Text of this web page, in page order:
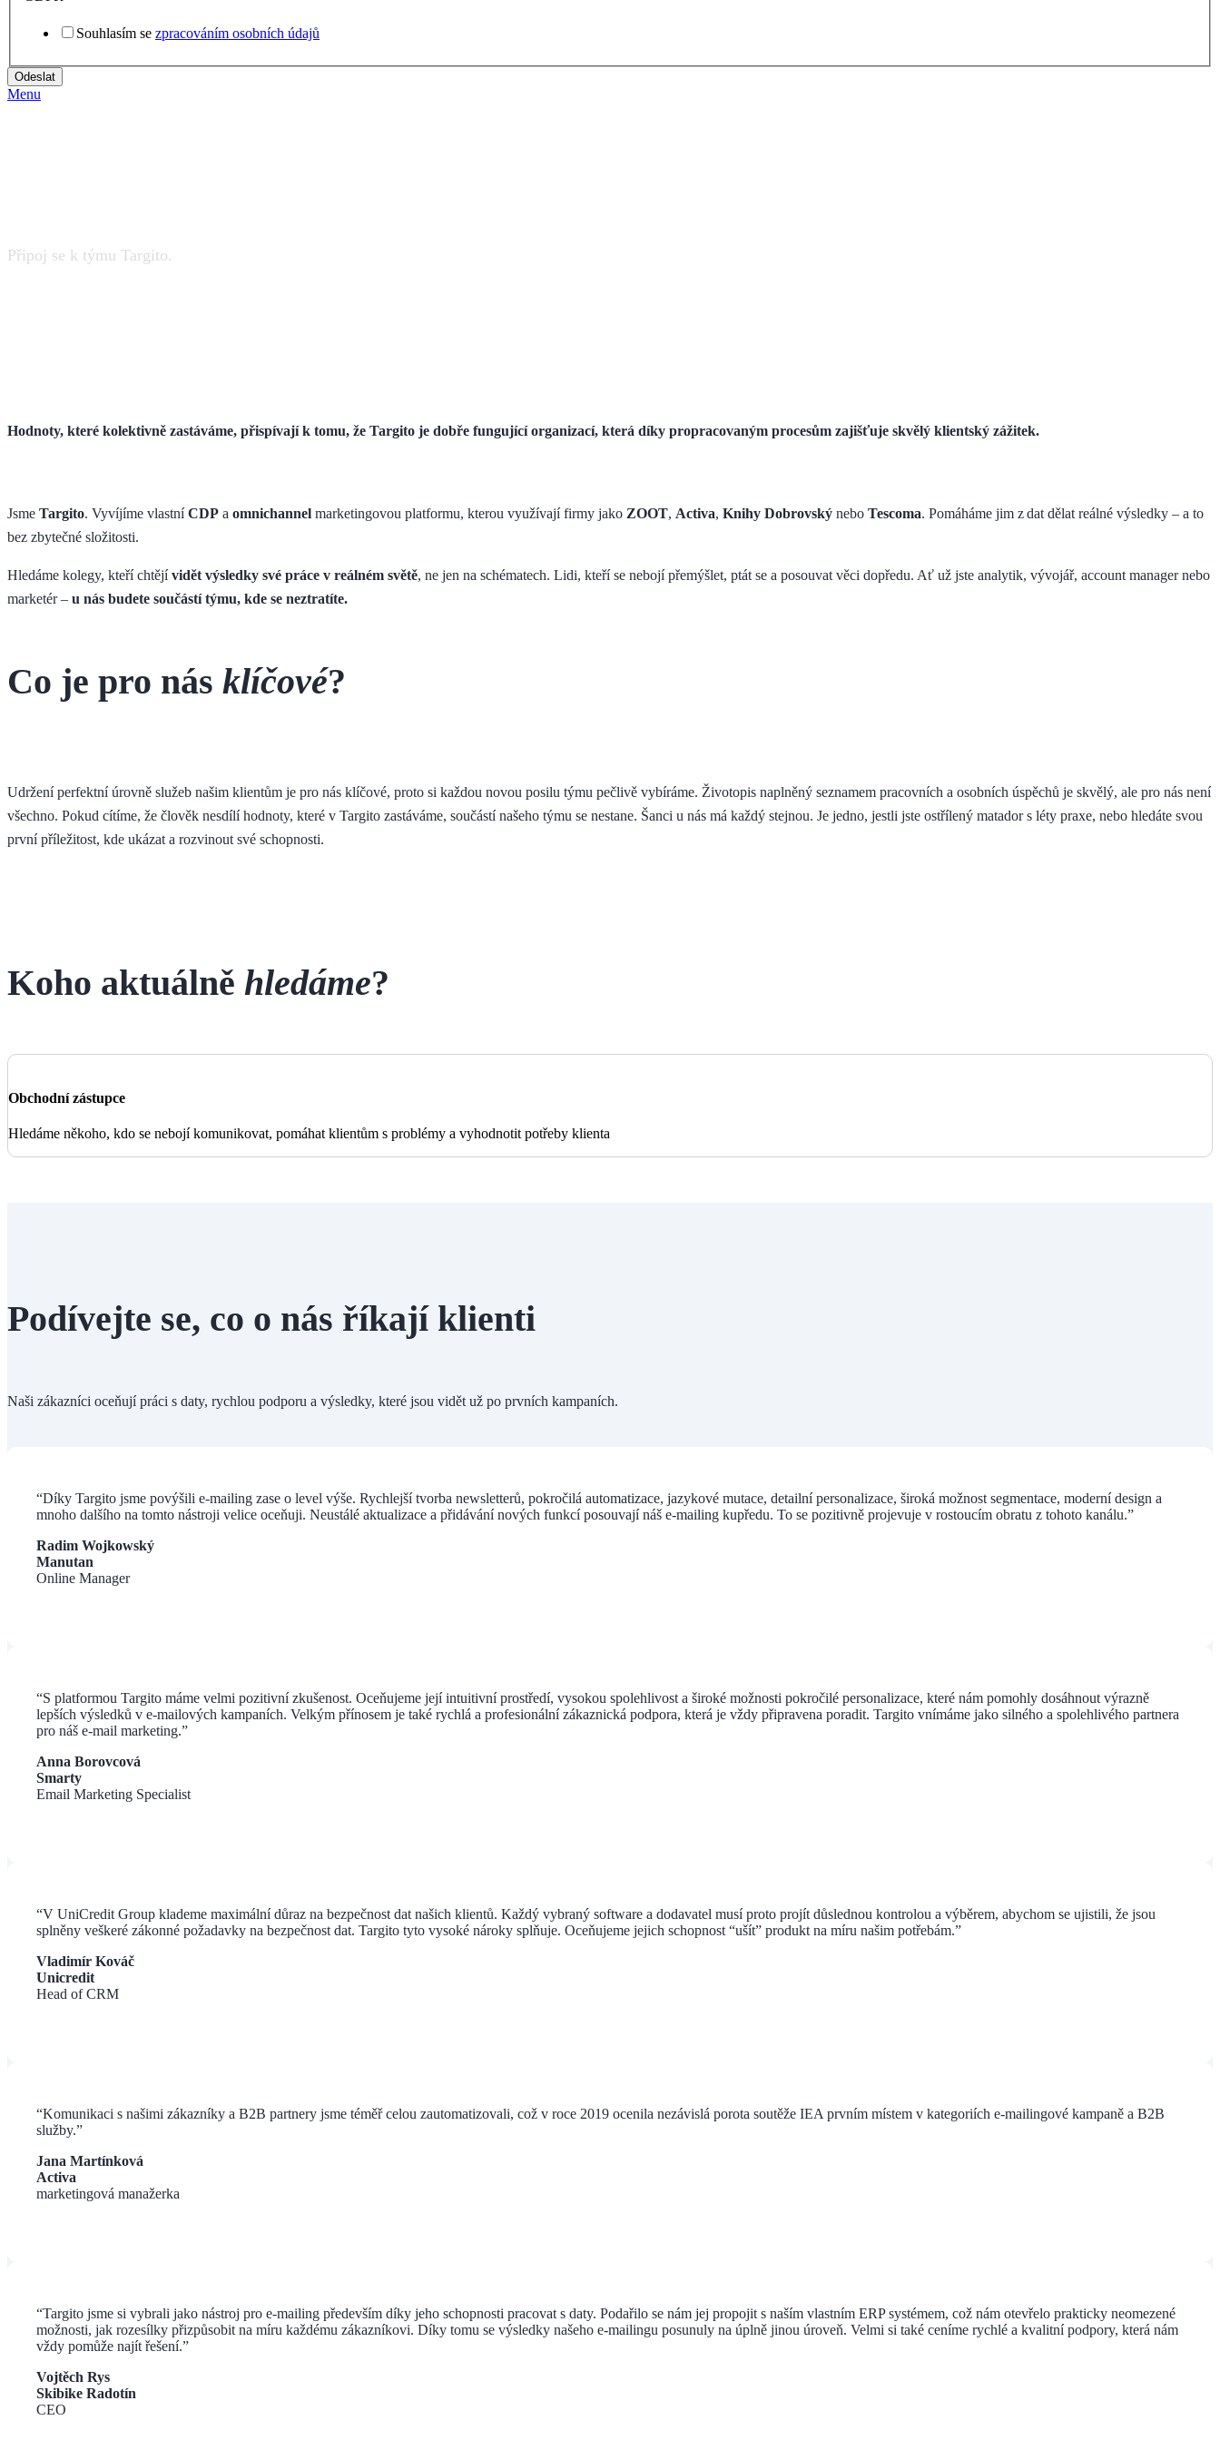
Souhlasím se zpracováním osobních údajů
Odeslat
Menu
Připoj se k týmu Targito.
Hodnoty, které kolektivně zastáváme, přispívají k tomu, že Targito je dobře fungující organizací, která díky propracovaným procesům zajišťuje skvělý klientský zážitek.
Jsme Targito. Vyvíjíme vlastníCDP a omnichannel marketingovou platformu, kterou využívají firmy jako ZOOT, Activa, Knihy Dobrovský nebo Tescoma. Pomáháme jim z dat dělat reálné výsledky – a to
bez zbytečné složitosti.
Hledáme kolegy, kteří chtějívidět výsledky své práce v reálném světě, ne jen na schématech. Lidi, kteří se nebojí přemýšlet, ptát se a posouvat věci dopředu. Ať už jste analytik, vývojář, account manager nebo
marketér – u nás budete součástí týmu, kde se neztratíte.
Co je pro nás klíčové?
Udržení perfektní úrovně služeb našim klientům je pro nás klíčové, proto si každou novou posilu týmu pečlivě vybíráme. Životopis naplněný seznamem pracovních a osobních úspěchů je skvělý, ale pro nás není
všechno. Pokud cítíme, že člověk nesdílí hodnoty, které v Targito zastáváme, součástí našeho týmu se nestane. Šanci u nás má každý stejnou. Je jedno, jestli jste ostřílený matador s léty praxe, nebo hledáte svou
první příležitost, kde ukázat a rozvinout své schopnosti.
Koho aktuálně hledáme?
Obchodní zástupce
Hledáme někoho, kdo se nebojí komunikovat, pomáhat klientům s problémy a vyhodnotit potřeby klienta
Podívejte se, co o nás říkají klienti
Naši zákazníci oceňují práci s daty, rychlou podporu a výsledky, které jsou vidět už po prvních kampaních.
“Díky Targito jsme povýšili e-mailing zase o level výše. Rychlejší tvorba newsletterů, pokročilá automatizace, jazykové mutace, detailní personalizace, široká možnost segmentace, moderní design a
mnoho dalšího na tomto nástroji velice oceňuji. Neustálé aktualizace a přidávání nových funkcí posouvají náš e-mailing kupředu. To se pozitivně projevuje v rostoucím obratu z tohoto kanálu.”
Radim Wojkowský
Manutan
Online Manager
“S platformou Targito máme velmi pozitivní zkušenost. Oceňujeme její intuitivní prostředí, vysokou spolehlivost a široké možnosti pokročilé personalizace, které nám pomohly dosáhnout výrazně
lepších výsledků v e-mailových kampaních. Velkým přínosem je také rychlá a profesionální zákaznická podpora, která je vždy připravena poradit. Targito vnímáme jako silného a spolehlivého partnera
pro náš e-mail marketing.”
Anna Borovcová
Smarty
Email Marketing Specialist
“V UniCredit Group klademe maximální důraz na bezpečnost dat našich klientů. Každý vybraný software a dodavatel musí proto projít důslednou kontrolou a výběrem, abychom se ujistili, že jsou
splněny veškeré zákonné požadavky na bezpečnost dat. Targito tyto vysoké nároky splňuje. Oceňujeme jejich schopnost “ušít” produkt na míru našim potřebám.”
Vladimír Kováč
Unicredit
Head of CRM
“Komunikaci s našimi zákazníky a B2B partnery jsme téměř celou zautomatizovali, což v roce 2019 ocenila nezávislá porota soutěže IEA prvním místem v kategoriích e-mailingové kampaně a B2B
služby.”
Jana Martínková
Activa
marketingová manažerka
“Targito jsme si vybrali jako nástroj pro e-mailing především díky jeho schopnosti pracovat s daty. Podařilo se nám jej propojit s naším vlastním ERP systémem, což nám otevřelo prakticky neomezené
možnosti, jak rozesílky přizpůsobit na míru každému zákazníkovi. Díky tomu se výsledky našeho e-mailingu posunuly na úplně jinou úroveň. Velmi si také ceníme rychlé a kvalitní podpory, která nám
vždy pomůže najít řešení.”
Vojtěch Rys
Skibike Radotín
CEO